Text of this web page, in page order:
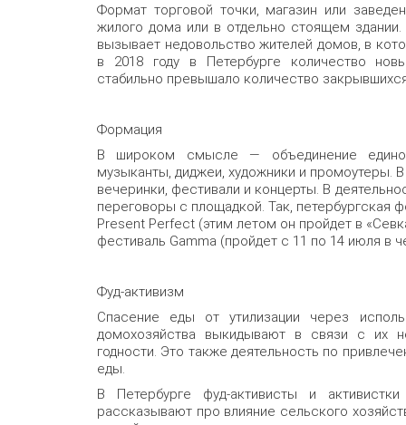
Формат торговой точки, магазин или
жилого дома или в отдельно стоящем
вызывает недовольство жителей домов, в
в 2018 году в Петербурге количество
стабильно превышало количество
Формация
В широком смысле — объединение
музыканты, диджеи, художники и промоутеры.
вечеринки, фестивали и концерты. В
переговоры с площадкой. Так, петербургская
Present Perfect (этим летом он пройдет в
фестиваль Gamma (пройдет с 11 по 14 июля в
Фуд-активизм
Спасение еды от утилизации через
домохозяйства выкидывают в связи с их
годности. Это также деятельность по
еды.
В Петербурге фуд-активисты и
рассказывают про влияние сельского